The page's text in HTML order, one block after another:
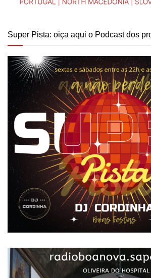
Super Pista: oiça aqui o Podcast dos